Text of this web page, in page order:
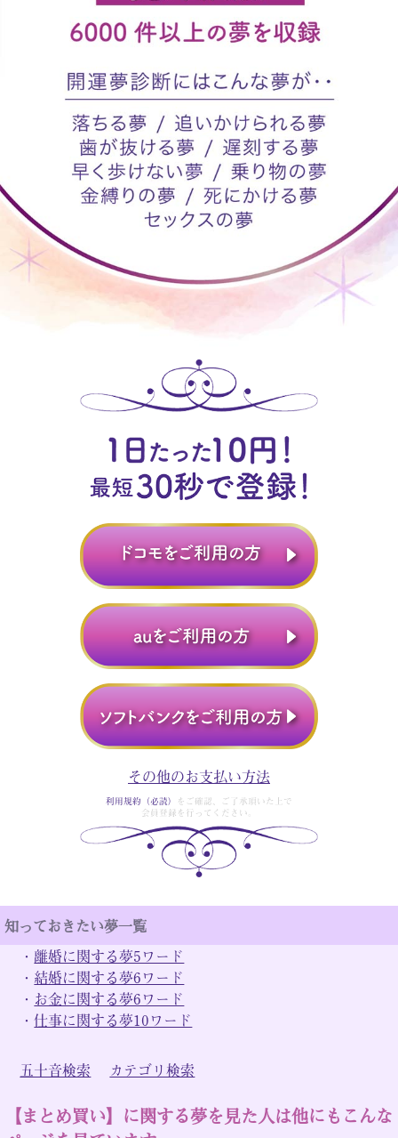
その他のお支払い方法
利用規約（必読）
をご確認、ご了承頂いた上で
会員登録を行ってください。
知っておきたい夢一覧
・ 離婚に関する夢5ワード
・ 結婚に関する夢6ワード
・ お金に関する夢6ワード
・仕事に関する夢10ワード
五十音検索 カテゴリ検索
【まとめ買い】に関する夢を見た人は他にもこんな